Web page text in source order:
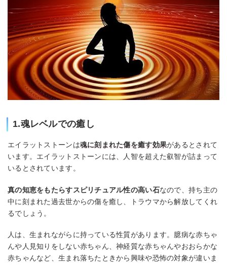
1.魂レベルでの癒し
エイラットストーンは魂に刻まれた傷を癒す効果があるとされて
います。エイラットストーンには、人智を超えた叡智が詰まって
いるとされています。
真の知恵をもたらすスピリチュアル性の高い石なので、持ち主の
中に刻まれた過去世からの傷を癒し、トラウマから解放してくれ
るでしょう。
人は、生まれながらに持っている性質があります。臆病な赤ちゃ
んや人見知りをしない赤ちゃん、神経質な赤ちゃんやおおらかな
赤ちゃんなど、生まれ落ちたときから興味や恐怖の対象が違いま